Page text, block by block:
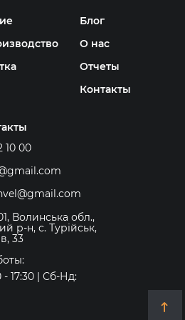
Блог
О нас
Отчеты
Контакты
10 00
Волинська обл.,
р-н, с. Турійськ,
33
17:30 | Сб-Нд: